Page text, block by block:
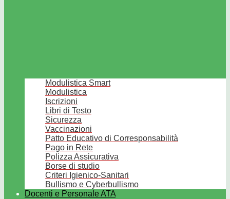
Modulistica Smart
Modulistica
Iscrizioni
Libri di Testo
Sicurezza
Vaccinazioni
Patto Educativo di Corresponsabilità
Pago in Rete
Polizza Assicurativa
Borse di studio
Criteri Igienico-Sanitari
Bullismo e Cyberbullismo
Docenti e Personale ATA